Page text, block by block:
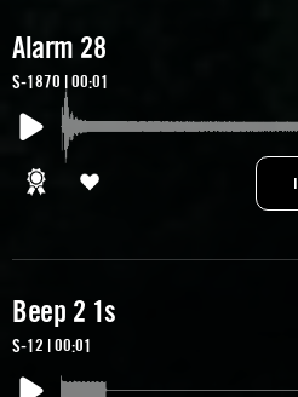
Alarm 28
S-1870 | 00:01
Beep 2 1s
S-12 | 00:01